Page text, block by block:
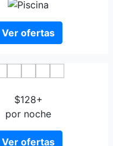
Ver ofertas
$128+
por noche
Ver ofertas